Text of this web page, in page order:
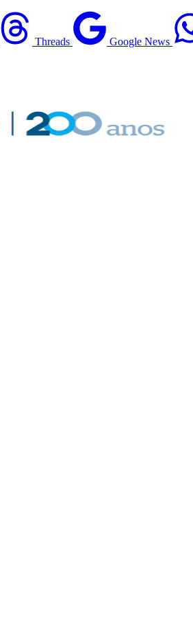
Threads Google News